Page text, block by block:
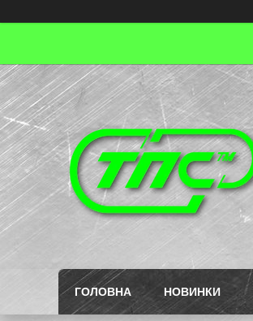
ГОЛОВНА НОВИНКИ